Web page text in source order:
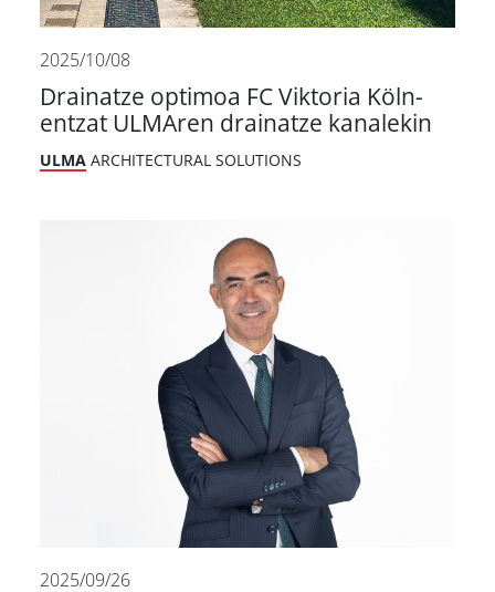
2025/10/08
Drainatze optimoa FC Viktoria Köln-
entzat ULMAren drainatze kanalekin
ULMA ARCHITECTURAL SOLUTIONS
2025/09/26